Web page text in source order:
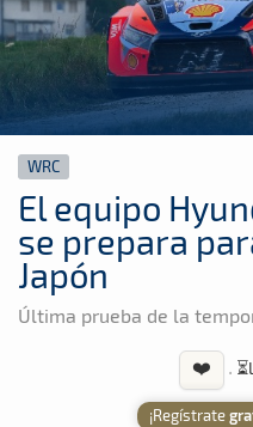
WRC
El equipo
se prepara
Japón
Última prueba de la
❤️ · ⏳
¡Regístrate